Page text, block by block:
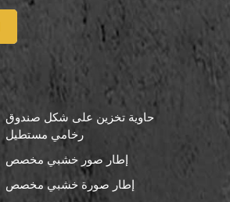
حاوية تخزين على شكل صندوق
رخامي مستطيل
إطار صور خشبي مخصص
إطار صورة خشبي مخصص